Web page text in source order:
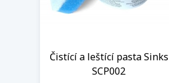
Čistící a leštící pasta Sinks
SCP002